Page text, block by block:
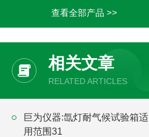
查看全部产品 >>
相关文章
RELATED ARTICLES
巨为仪器:氙灯耐气候试验箱适
用范围31